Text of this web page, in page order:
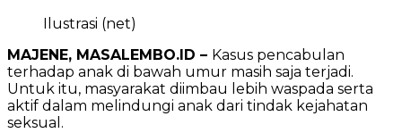
Ilustrasi (net)
MAJENE, MASALEMBO.ID – Kasus pencabulan
terhadap anak di bawah umur masih saja terjadi.
Untuk itu, masyarakat diimbau lebih waspada serta
aktif dalam melindungi anak dari tindak kejahatan
seksual.